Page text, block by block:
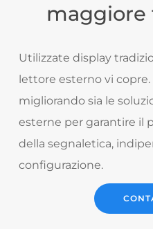
maggiore
Utilizzate display
lettore esterno vi copre.
migliorando sia le
esterne per garantire il
della segnaletica,
configurazione.